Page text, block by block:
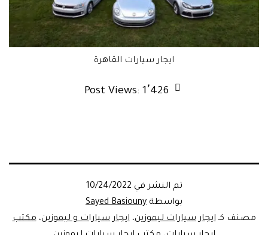
ايجار سيارات القاهرة
Post Views: 1٬426
تم النشر في 10/24/2022
بواسطة Sayed Basiouny
مصنف كـايجار سيارات ليموزين،ايجار سيارات و ليموزين،مكتب